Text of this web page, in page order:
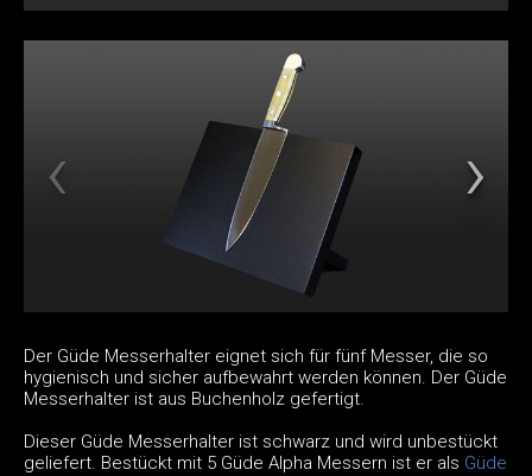
Der Güde Messerhalter eignet sich für fünf Messer, die so
hygienisch und sicher aufbewahrt werden können. Der Güde
Messerhalter ist aus Buchenholz gefertigt.
Dieser Güde Messerhalter ist schwarz und wird unbestückt
geliefert. Bestückt mit 5 Güde Alpha Messern ist er als Güde